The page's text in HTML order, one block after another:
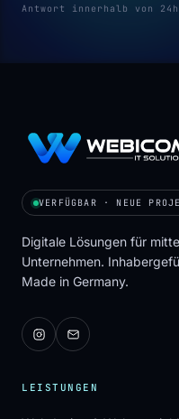
Antwort innerhalb von 24h
VERFÜGBAR · NEUE
Digitale Lösungen für
Unternehmen.
Made in Germany.
LEISTUNGEN